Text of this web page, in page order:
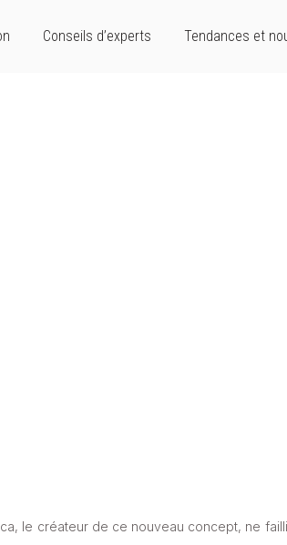
Conseils d’experts Tendances et
le créateur de ce nouveau concept, ne